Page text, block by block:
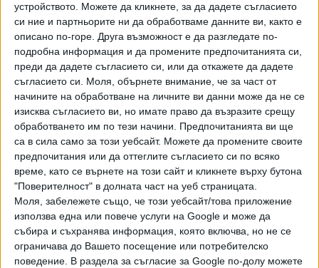
устройството. Можете да кликнете, за да дадете съгласието
си ние и партньорите ни да обработваме данните ви, както е
описано по-горе. Друга възможност е да разгледате по-
подробна информация и да промените предпочитанията си,
преди да дадете съгласието си, или да откажете да дадете
съгласието си. Моля, обърнете внимание, че за част от
начините на обработване на личните ви данни може да не се
изисква съгласието ви, но имате право да възразите срещу
обработването им по тези начини. Предпочитанията ви ще
са в сила само за този уебсайт. Можете да промените своите
предпочитания или да оттеглите съгласието си по всяко
време, като се върнете на този сайт и кликнете върху бутона
"Поверителност" в долната част на уеб страницата.
Моля, забележете също, че този уебсайт/това приложение
използва една или повече услуги на Google и може да
събира и съхранява информация, която включва, но не се
ограничава до Вашето посещение или потребителско
поведение. В раздела за съгласие за Google по-долу можете
Skype вече достига 50 милиона, което показва бързото
му разпространение в световен мащаб.
Microsoft заяви, че груповите чатове в Skype ще останат
непокътнати при преминаването към Teams и че по
време на 60-дневен прозорец съобщенията в Microsoft и
Teams ще бъдат оперативно съвместими, така че ще
можете да изпращате съобщения на контакти от Teams
и те ще бъдат доставяни на приятели, които все още
използват Skype.
Microsoft премахва телефонните функции на Skype. Това
означава, че вече няма да можете да се обаждате на
обикновени телефонни номера, мобилни телефони или да
провеждате международни разговори чрез услугата.
Името „Skype“ произлиза от „Sky peer-to-peer“ –